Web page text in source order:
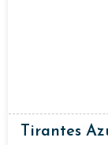
Tirantes